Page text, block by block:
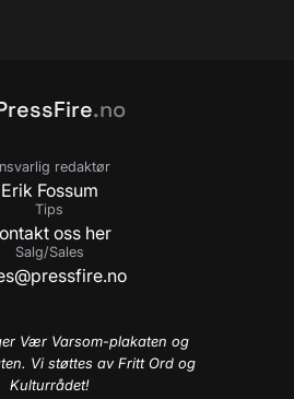
.no
redaktør
Erik Fossum
Tips
oss her
Salg/Sales
Vær Varsom-plakaten og
Vi støttes av Fritt Ord og
Kulturrådet!